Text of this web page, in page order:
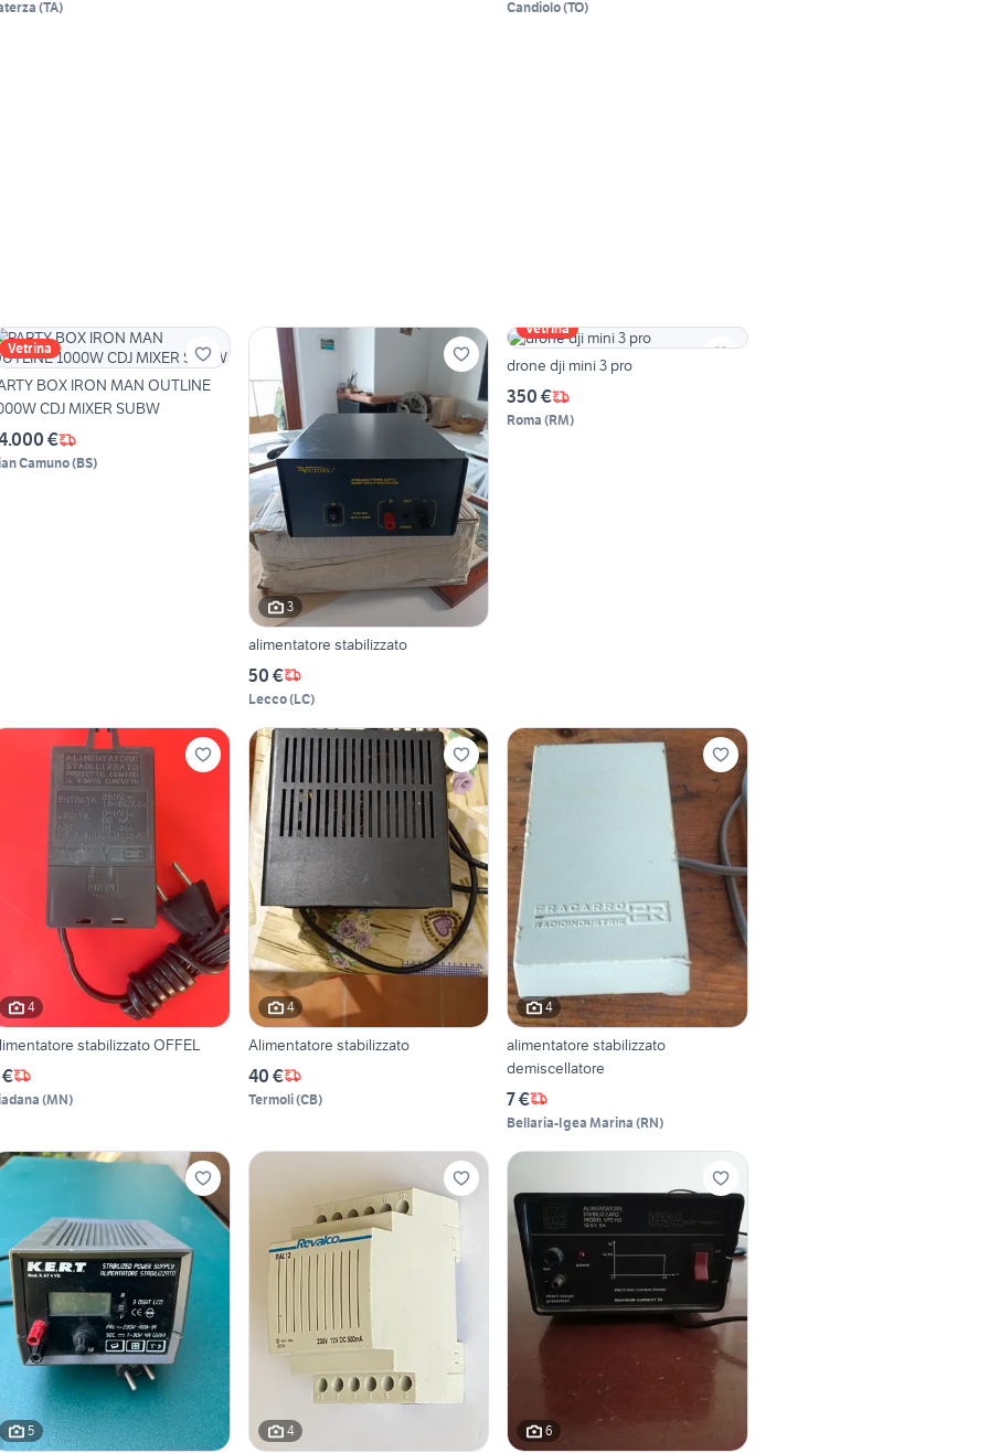
(TA) Candiolo(TO)
Vetrina
BOX IRON MAN OUTLINE
1000W CDJ MIXER SUBW
€
Camuno(BS)
3
alimentatore stabilizzato
50 €
Lecco(LC)
Vetrina
drone dji mini 3 pro
350 €
Roma (RM)
4
stabilizzato OFFEL
(MN)
4
Alimentatore stabilizzato
40 €
Termoli(CB)
4
alimentatore stabilizzato
demiscellatore
7 €
Bellaria-Igea Marina (RN)
5 4 6